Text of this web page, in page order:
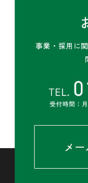
事業・採用に
メ